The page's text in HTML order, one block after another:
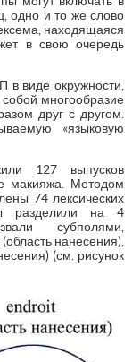
одно и то же слово
находящаяся
в свою очередь
в виде окружности,
многообразие
друг с другом.
«языковую
127 выпусков
макияжа. Методом
74 лексических
разделили на 4
субполями,
нанесения),
(см. рисунок